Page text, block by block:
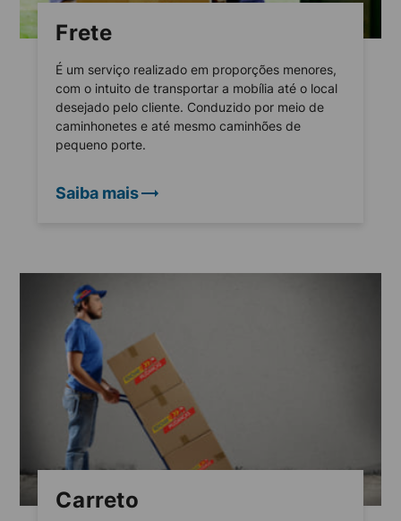
Frete
É um serviço realizado em proporções menores,
com o intuito de transportar a mobília até o local
desejado pelo cliente. Conduzido por meio de
caminhonetes e até mesmo caminhões de
pequeno porte.
Saiba mais
Carreto